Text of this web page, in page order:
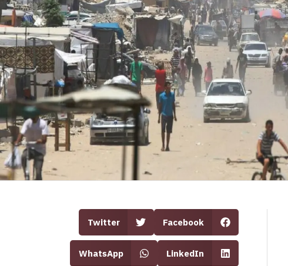
Facebook
Twitter
LinkedIn
WhatsApp